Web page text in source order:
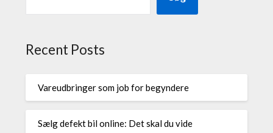
Recent Posts
Vareudbringer som job for begyndere
Sælg defekt bil online: Det skal du vide